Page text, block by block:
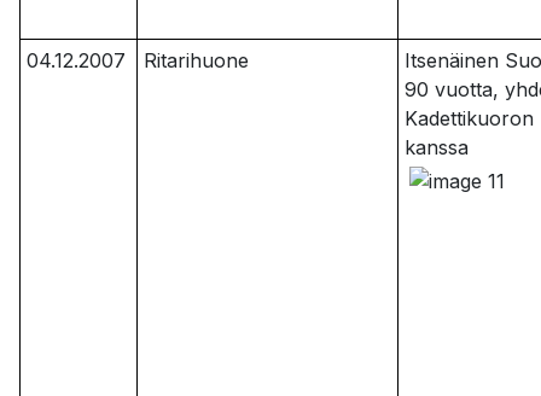
04.12.2007 Ritarihuone
Itsenäinen
90 vuotta,
Kadettikuoron
kanssa